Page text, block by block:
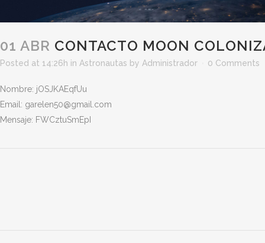
01 ABR CONTACTO MOON
Posted at 14:26h in Astronautas by Administrador 0 Comments
Nombre: jOSJKAEqfUu
Email: garelen50@gmail.com
Mensaje: FWCztuSmEpI